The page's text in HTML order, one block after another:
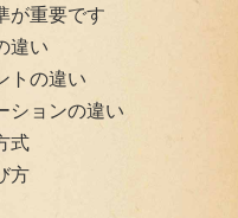
が重要です
違い
トの違い
ョンの違い
式
方